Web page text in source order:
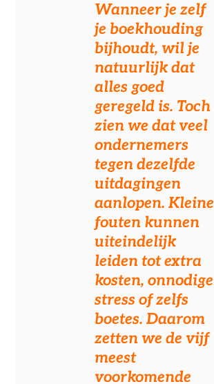
Wanneer je zelf
je boekhouding
bijhoudt, wil je
natuurlijk dat
alles goed
geregeld is. Toch
zien we dat veel
ondernemers
tegen dezelfde
uitdagingen
aanlopen. Kleine
fouten kunnen
uiteindelijk
leiden tot extra
kosten, onnodige
stress of zelfs
boetes. Daarom
zetten we de vijf
meest
voorkomende